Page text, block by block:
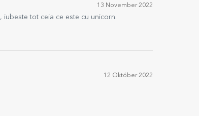
13 November 2022
tot ceia ce este cu unicorn.
12 Október 2022